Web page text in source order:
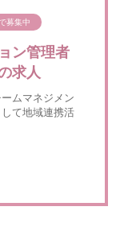
募集中
ン管理者
求人
ムマネジメン
て地域連携活